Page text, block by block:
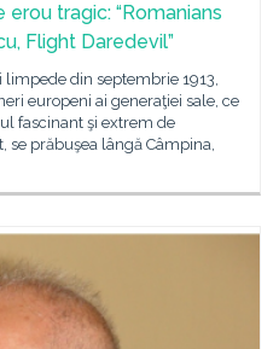
tragic: “Romanians
Flight Daredevil”
limpede din septembrie 1913,
europeni ai generaţiei sale, ce
fascinant şi extrem de
se prăbuşea lângă Câmpina,